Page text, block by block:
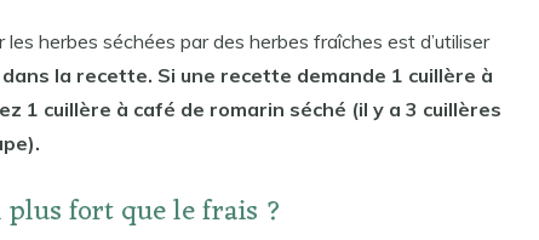
herbes séchées par des herbes fraîches est d’utiliser
la recette. Si une recette demande 1 cuillère à
1 cuillère à café de romarin séché (il y a 3 cuillères
fort que le frais ?